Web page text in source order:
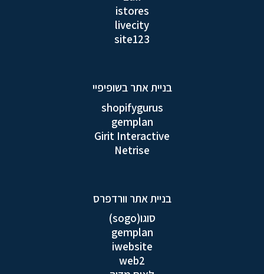
istores
livecity
site123
בניית אתר בשופיפיי
shopifygurus
gemplan
Girit Interactive
Netrise
בניית אתר וורדפרס
סוגו(sogo)
gemplan
iwebsite
web2